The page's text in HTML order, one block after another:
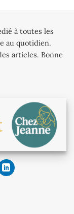
à toutes les
au quotidien.
articles. Bonne